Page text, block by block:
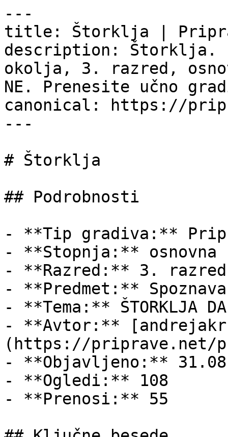
---
title: Štorklja |
description: Štorklja.
okolja, 3. razred,
NE. Prenesite učno
canonical: https://
---
# Štorklja
## Podrobnosti
- **Tip gradiva:**
- **Stopnja:** osnovna
- **Razred:** 3. razred
- **Predmet:**
- **Tema:** ŠTORKLJA
- **Avtor:**
(https://priprave.net/
- **Objavljeno:**
- **Ogledi:** 108
- **Prenosi:** 55